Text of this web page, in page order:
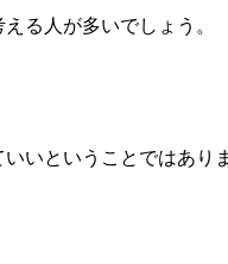
る人が多いでしょう。
いということではあり